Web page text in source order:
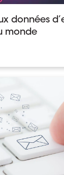
données
monde